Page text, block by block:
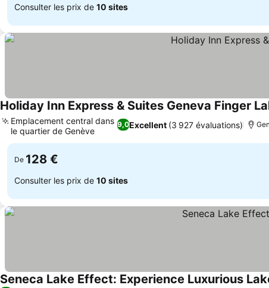
Consulter les prix de 10 sites
Holiday Inn Express & Suites Geneva Finger
9,0Excellent (3 927 évaluations)
Emplacement central dans
le quartier de Genève
De 128 €
Consulter les prix de 10 sites
Seneca Lake Effect: Experience Luxurious